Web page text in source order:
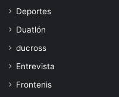
Deportes
Duatlón
ducross
Entrevista
Frontenis